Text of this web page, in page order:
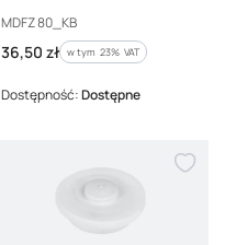
Kod producenta
MDFZ 80_KB
Cena brutto
36,50 zł w tym %s VAT
w tym 23% VAT
Dostępność:Dostępne